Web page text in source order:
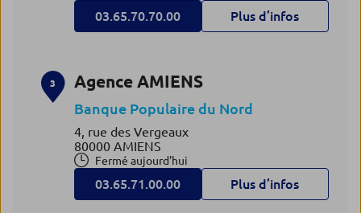
03.65.70.70.00 Plus d’infos
3 Agence AMIENS
Banque Populaire du Nord
4, rue des Vergeaux
80000 AMIENS
Fermé aujourd'hui
03.65.71.00.00 Plus d’infos